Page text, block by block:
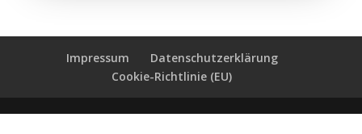
Impressum
Datenschutzerklärung
Cookie-Richtlinie (EU)